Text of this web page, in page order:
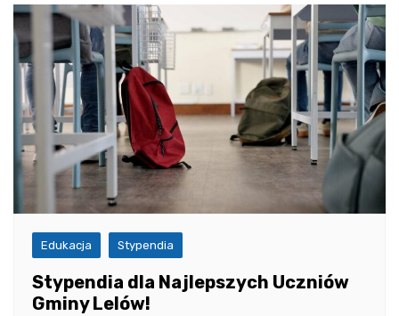
Edukacja Stypendia
Stypendia dla Najlepszych Uczniów
Gminy Lelów!